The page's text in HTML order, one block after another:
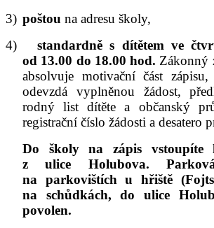
3) poštou na adresu školy,
4)
standardně s dítětem ve
od 13.00 do 18.00 hod. Zákonný
absolvuje motivační část
odevzdá vyplněnou žádost,
rodný list dítěte a občanský
registrační číslo žádosti a desatero
Do školy na zápis vstoupíte
z ulice Holubova.
na parkovištích u hřiště
na schůdkách, do ulice
povolen.